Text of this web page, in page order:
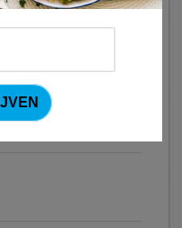
(Sandra Bekkari)